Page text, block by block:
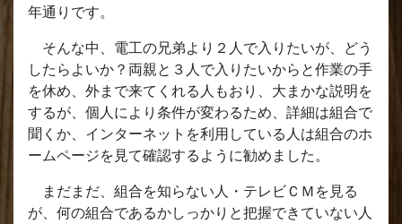
年通りです。
そんな中、電工の兄弟より２人で入りたいが、どう
したらよいか？両親と３人で入りたいからと作業の手
を休め、外まで来てくれる人もおり、大まかな説明を
するが、個人により条件が変わるため、詳細は組合で
聞くか、インターネットを利用している人は組合のホ
ームページを見て確認するように勧めました。
まだまだ、組合を知らない人・テレビＣＭを見る
が、何の組合であるかしっかりと把握できていない人